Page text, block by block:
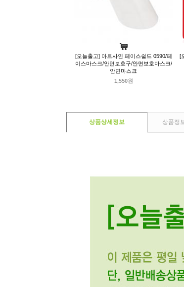
[오늘출고] 아트사인 페이스쉴드 0590/페
이스마스크/안면보호구/안면보호마스크/
안면마스크
1,550원
[
상품상세정보 상품정